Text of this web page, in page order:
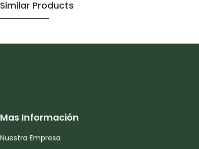
Similar Products
Mas Información
Nuestra Empresa